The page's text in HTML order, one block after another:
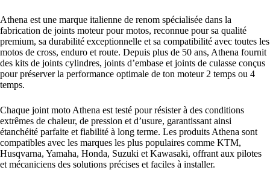
Athena est une marque italienne de renom spécialisée dans la
fabrication de joints moteur pour motos, reconnue pour sa qualité
premium, sa durabilité exceptionnelle et sa compatibilité avec toutes les
motos de cross, enduro et route. Depuis plus de 50 ans, Athena fournit
des kits de joints cylindres, joints d’embase et joints de culasse conçus
pour préserver la performance optimale de ton moteur 2 temps ou 4
temps.
Chaque joint moto Athena est testé pour résister à des conditions
extrêmes de chaleur, de pression et d’usure, garantissant ainsi
étanchéité parfaite et fiabilité à long terme. Les produits Athena sont
compatibles avec les marques les plus populaires comme KTM,
Husqvarna, Yamaha, Honda, Suzuki et Kawasaki, offrant aux pilotes
et mécaniciens des solutions précises et faciles à installer.